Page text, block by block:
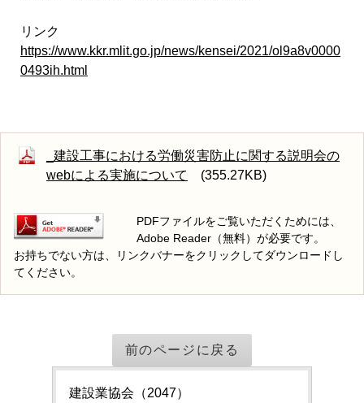
リンク
https://www.kkr.mlit.go.jp/news/kensei/2021/ol9a8v0000
0493ih.html
_建設工事における労働災害防止に関する説明会の
webによる実施について
(355.27KB)
PDFファイルをご覧いただくためには、
Adobe Reader（無料）が必要です。
お持ちでない方は、リンクバナーをクリックしてダウンロードし
てください。
前のページに戻る
建設業協会（2047）